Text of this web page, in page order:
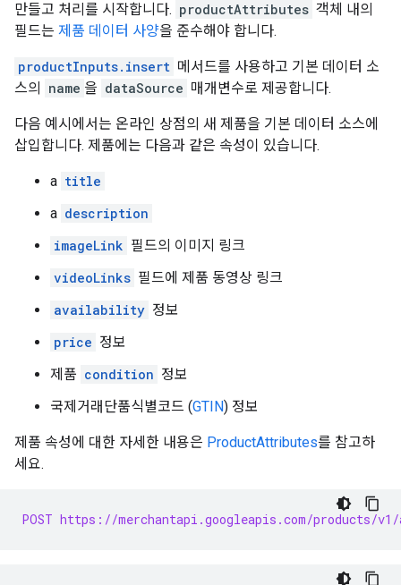
만들고 처리를 시작합니다. productAttributes 객체 내의
필드는 제품 데이터 사양을 준수해야 합니다.
productInputs.insert 메서드를 사용하고 기본 데이터 소
스의
name 을 dataSource 매개변수로 제공합니다.
다음 예시에서는 온라인 상점의 새 제품을 기본 데이터 소스에
삽입합니다. 제품에는 다음과 같은 속성이 있습니다.
a title
a description
imageLink 필드의 이미지 링크
videoLinks 필드에 제품 동영상 링크
availability 정보
price 정보
제품 condition 정보
국제거래단품식별코드 (GTIN) 정보
제품 속성에 대한 자세한 내용은 ProductAttributes를 참고하
세요.
POST https://merchantapi.googleapis.com/products/